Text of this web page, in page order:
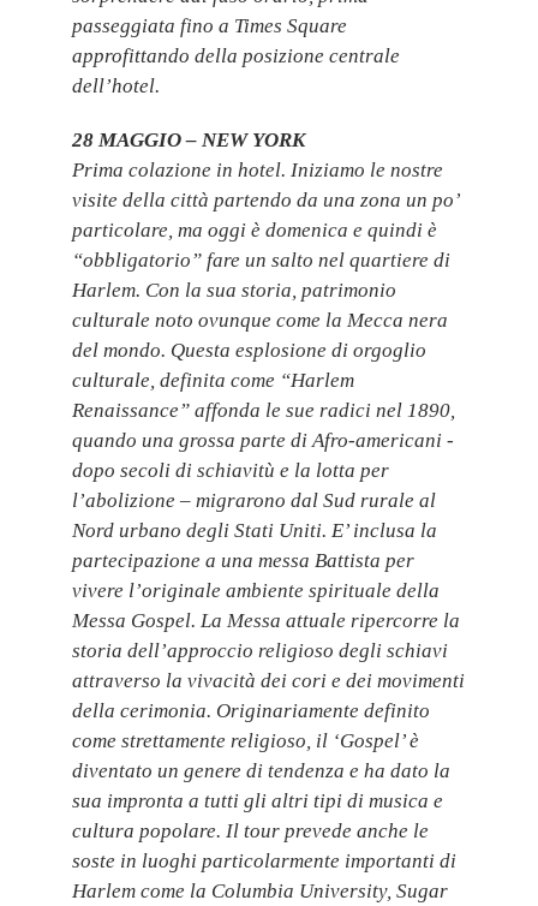
passeggiata fino a Times Square
approfittando della posizione centrale
dell’hotel.
28 MAGGIO – NEW YORK
Prima colazione in hotel. Iniziamo le nostre
visite della città partendo da una zona un po’
particolare, ma oggi è domenica e quindi è
“obbligatorio” fare un salto nel quartiere di
Harlem. Con la sua storia, patrimonio
culturale noto ovunque come la Mecca nera
del mondo. Questa esplosione di orgoglio
culturale, definita come “Harlem
Renaissance” affonda le sue radici nel 1890,
quando una grossa parte di Afro-americani -
dopo secoli di schiavitù e la lotta per
l’abolizione – migrarono dal Sud rurale al
Nord urbano degli Stati Uniti. E’ inclusa la
partecipazione a una messa Battista per
vivere l’originale ambiente spirituale della
Messa Gospel. La Messa attuale ripercorre la
storia dell’approccio religioso degli schiavi
attraverso la vivacità dei cori e dei movimenti
della cerimonia. Originariamente definito
come strettamente religioso, il ‘Gospel’ è
diventato un genere di tendenza e ha dato la
sua impronta a tutti gli altri tipi di musica e
cultura popolare. Il tour prevede anche le
soste in luoghi particolarmente importanti di
Harlem come la Columbia University, Sugar